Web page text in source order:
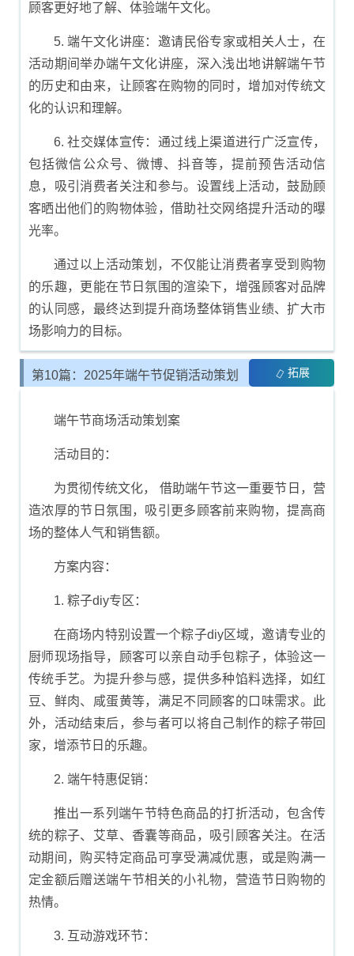
顾客更好地了解、体验端午文化。
5. 端午文化讲座：邀请民俗专家或相关人士，在
活动期间举办端午文化讲座，深入浅出地讲解端午节
的历史和由来，让顾客在购物的同时，增加对传统文
化的认识和理解。
6. 社交媒体宣传：通过线上渠道进行广泛宣传，
包括微信公众号、微博、抖音等，提前预告活动信
息，吸引消费者关注和参与。设置线上活动，鼓励顾
客晒出他们的购物体验，借助社交网络提升活动的曝
光率。
通过以上活动策划，不仅能让消费者享受到购物
的乐趣，更能在节日氛围的渲染下，增强顾客对品牌
的认同感，最终达到提升商场整体销售业绩、扩大市
场影响力的目标。
第10篇：2025年端午节促销活动策划 拓展
端午节商场活动策划案
活动目的：
为贯彻传统文化， 借助端午节这一重要节日，营
造浓厚的节日氛围，吸引更多顾客前来购物，提高商
场的整体人气和销售额。
方案内容：
1. 粽子diy专区：
在商场内特别设置一个粽子diy区域，邀请专业的
厨师现场指导，顾客可以亲自动手包粽子，体验这一
传统手艺。为提升参与感，提供多种馅料选择，如红
豆、鲜肉、咸蛋黄等，满足不同顾客的口味需求。此
外，活动结束后，参与者可以将自己制作的粽子带回
家，增添节日的乐趣。
2. 端午特惠促销：
推出一系列端午节特色商品的打折活动，包含传
统的粽子、艾草、香囊等商品，吸引顾客关注。在活
动期间，购买特定商品可享受满减优惠，或是购满一
定金额后赠送端午节相关的小礼物，营造节日购物的
热情。
3. 互动游戏环节：